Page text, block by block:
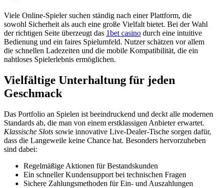
Viele Online-Spieler suchen ständig nach einer Plattform, die
sowohl Sicherheit als auch eine große Vielfalt bietet. Bei der Wahl
der richtigen Seite überzeugt das 1bet casino durch eine intuitive
Bedienung und ein faires Spielumfeld. Nutzer schätzen vor allem
die schnellen Ladezeiten und die mobile Kompatibilität, die ein
nahtloses Spielerlebnis ermöglichen.
Vielfältige Unterhaltung für jeden
Geschmack
Das Portfolio an Spielen ist beeindruckend und deckt alle modernen
Standards ab, die man von einem erstklassigen Anbieter erwartet.
Klassische Slots sowie innovative Live-Dealer-Tische sorgen dafür,
dass die Langeweile keine Chance hat. Besonders hervorzuheben
sind dabei:
Regelmäßige Aktionen für Bestandskunden
Ein schneller Kundensupport bei technischen Fragen
Sichere Zahlungsmethoden für Ein- und Auszahlungen